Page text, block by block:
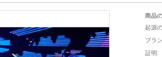
商品
起源
ブラ
証明: